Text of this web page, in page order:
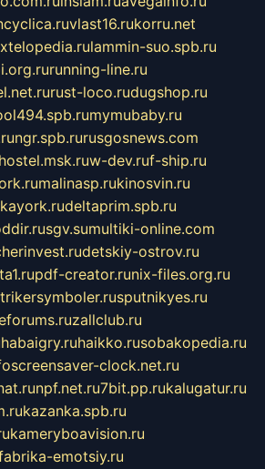
vlast16.rukorru.net
lammin-suo.spb.ru
running-line.ru
rust-loco.rudugshop.ru
mymubaby.ru
ngr.spb.rurusgosnews.com
w-dev.ruf-ship.ru
malinasp.rukinosvin.ru
deltaprim.spb.ru
sgv.sumultiki-online.com
detskiy-ostrov.ru
pdf-creator.runix-files.org.ru
sputnikyes.ru
zallclub.ru
habaigry.ruhaikko.rusobakopedia.ru
screensaver-clock.net.ru
npf.net.ru7bit.pp.rukalugatur.ru
kazanka.spb.ru
kameryboavision.ru
emotsiy.ru